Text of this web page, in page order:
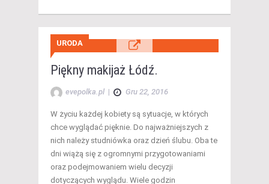
URODA
Piękny makijaż Łódź.
evepolka.pl | Gru 22, 2016
W życiu każdej kobiety są sytuacje, w których
chce wyglądać pięknie. Do najważniejszych z
nich należy studniówka oraz dzień ślubu. Oba te
dni wiążą się z ogromnymi przygotowaniami
oraz podejmowaniem wielu decyzji
dotyczących wyglądu. Wiele godzin